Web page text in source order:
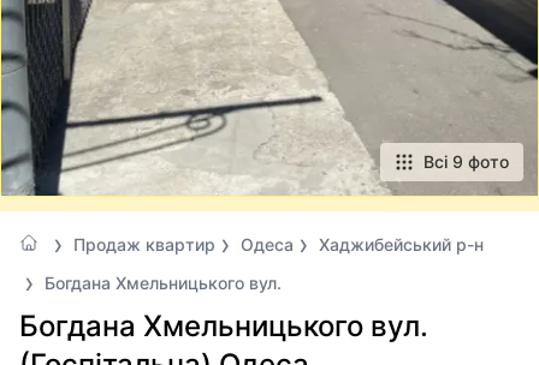
Всі 9 фото
Продаж квартир Одеса
Хаджибейський р-н
Богдана Хмельницького вул.
Богдана Хмельницького вул.